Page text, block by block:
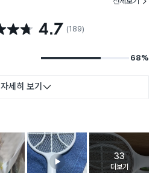
4.7 (189)
68%
자세히 보기
고객 리뷰
33
더보기